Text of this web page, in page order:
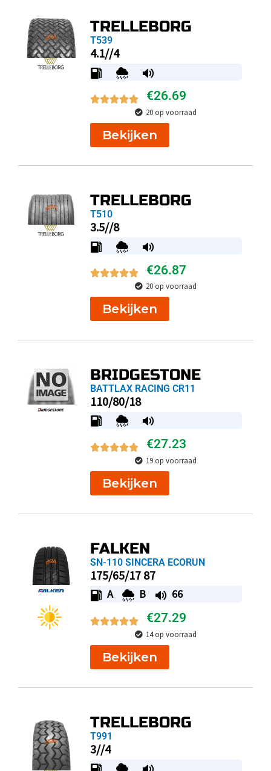
TRELLEBORG
T539
4.1//4
€26.69
20 op voorraad
Bekijken
TRELLEBORG
T510
3.5//8
€26.87
20 op voorraad
Bekijken
BRIDGESTONE
BATTLAX RACING CR11
110/80/18
€27.23
19 op voorraad
Bekijken
FALKEN
SN-110 SINCERA ECORUN
175/65/17 87
A B 66
€27.29
14 op voorraad
Bekijken
TRELLEBORG
T991
3//4